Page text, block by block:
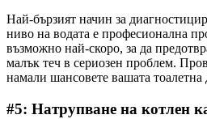
Най-бързият начин за
ниво на водата е професионална
възможно най-скоро, за да
малък теч в сериозен проблем.
намали шансовете вашата тоалетна
#5: Натрупване на котлен